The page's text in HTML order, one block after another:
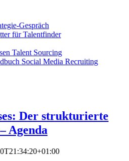
Gespräch
für Talentfinder
Talent Sourcing
Social Media Recruiting
Der strukturierte
Agenda